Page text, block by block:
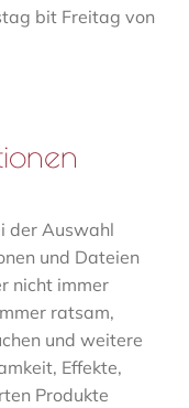
bit Freitag von
der Auswahl
und Dateien
nicht immer
ratsam,
und weitere
Effekte,
Produkte